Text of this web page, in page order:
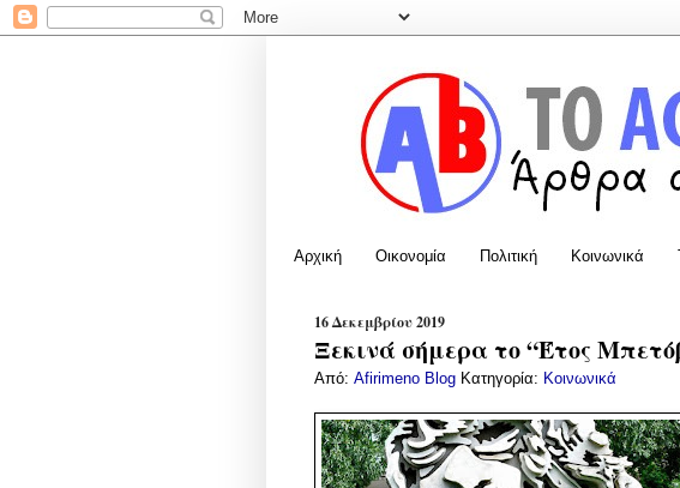
Αρχική Οικονομία Πολιτική Κοινωνικά
16 Δεκεμβρίου 2019
Ξεκινά σήμερα το “Έτος
Από: Afirimeno Blog Κατηγορία: Κοινωνικά